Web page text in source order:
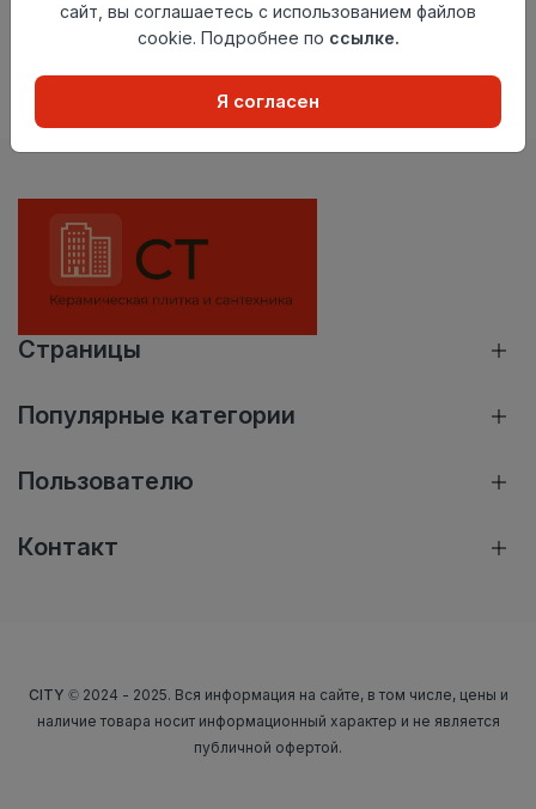
Внимание! Внешний вид товара может отличаться от
представленного на настоящем сайте. Проверяйте
в момент приобретения товара.
Страницы
Популярные категории
Пользователю
Контакт
CITY © 2024 - 2025. Вся информация на сайте, в том числе, цены и
наличие товара носит информационный характер и не является
публичной офертой.
сайт, вы соглашаетесь с использованием файлов
cookie. Подробнее по ссылке.
Я согласен